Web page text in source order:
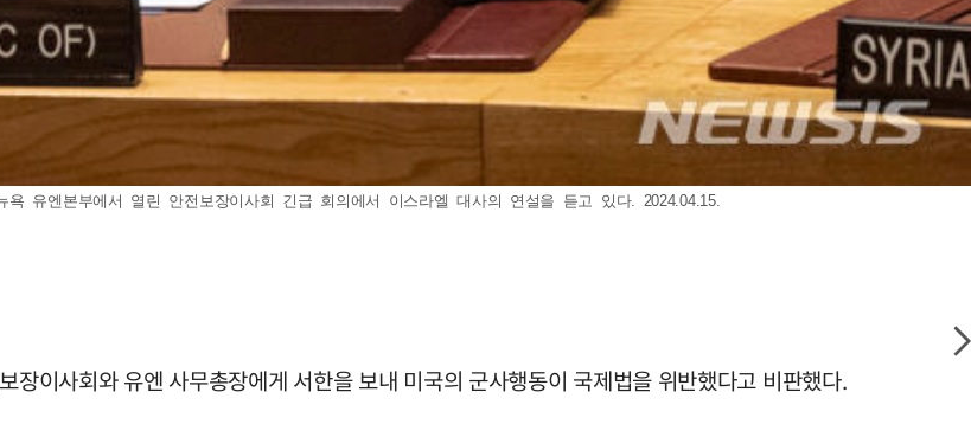
유엔본부에서 열린 안전보장이사회 긴급 회의에서 이스라엘 대사의 연설을 듣고 있다. 2024.04.15.
이사회와 유엔 사무총장에게 서한을 보내 미국의 군사행동이 국제법을 위반했다고 비판했다.